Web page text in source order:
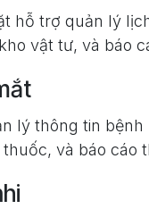
hỗ trợ quản lý
vật tư, và báo
lý thông tin bệnh
và báo cáo